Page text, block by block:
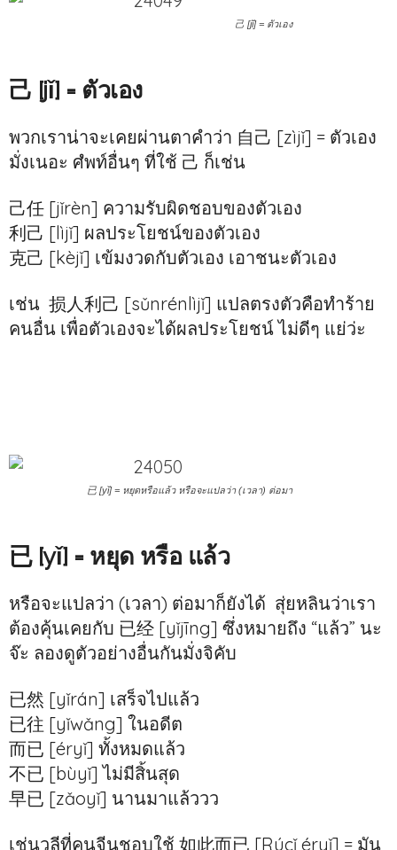
己 [jǐ] = ตัวเอง
己 [jǐ] = ตัวเอง
พวกเราน่าจะเคยผ่านตาคำว่า 自己 [zìjǐ] = ตัวเอง
มั่งเนอะ ศํพท์อื่นๆ ที่ใช้ 己 ก็เช่น
己任 [jǐrèn] ความรับผิดชอบของตัวเอง
利己 [lìjǐ] ผลประโยชน์ของตัวเอง
克己 [kèjǐ] เข้มงวดกับตัวเอง เอาชนะตัวเอง
เช่น 损人利己 [sǔnrénlìjǐ] แปลตรงตัวคือทำร้าย
คนอื่น เพื่อตัวเองจะได้ผลประโยชน์ ไม่ดีๆ แย่ว่ะ
已 [yǐ] = หยุดหรือแล้ว หรือจะแปลว่า (เวลา) ต่อมา
已 [yǐ] = หยุด หรือ แล้ว
หรือจะแปลว่า (เวลา) ต่อมาก็ยังได้ สุ่ยหลินว่าเรา
ต้องคุ้นเคยกับ 已经 [yǐjīng] ซึ่งหมายถึง “แล้ว” นะ
จ๊ะ ลองดูตัวอย่างอื่นกันมั่งจิคับ
已然 [yǐrán] เสร็จไปแล้ว
已往 [yǐwǎng] ในอดีต
而已 [éryǐ] ทั้งหมดแล้ว
不已 [bùyǐ] ไม่มีสิ้นสุด
早已 [zǎoyǐ] นานมาแล้ววว
เช่นวลีที่คนจีนชอบใช้ 如此而已 [Rúcǐ éryǐ] = มัน